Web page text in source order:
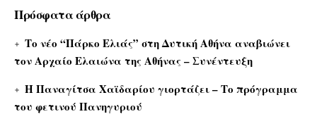
Πρόσφατα άρθρα
Το νέο “Πάρκο Ελιάς” στη Δυτική Αθήνα αναβιώνει
τον Αρχαίο Ελαιώνα της Αθήνας – Συνέντευξη
Η Παναγίτσα Χαϊδαρίου γιορτάζει – Το πρόγραμμα
του φετινού Πανηγυριού